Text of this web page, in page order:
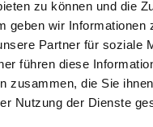
zu können und die
geben wir Informationen
Partner für soziale
führen diese
zusammen, die Sie
Nutzung der Dienste